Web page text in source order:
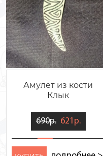
Амулет из кости
Клык
690р. 621р.